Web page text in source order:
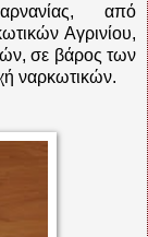
από
Αγρινίου,
σε βάρος των
ναρκωτικών.